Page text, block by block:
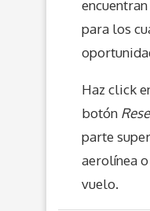
para los
Haz click
botón
parte
aerolínea
vuelo.